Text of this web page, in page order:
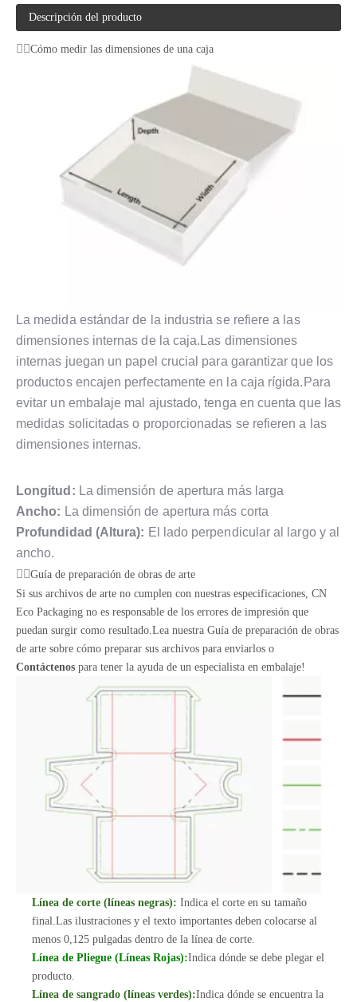
Descripción del producto
Cómo medir las dimensiones de una caja
La medida estándar de la industria se refiere a las
dimensiones internas de la caja.Las dimensiones
internas juegan un papel crucial para garantizar que los
productos encajen perfectamente en la caja rígida.Para
evitar un embalaje mal ajustado, tenga en cuenta que las
medidas solicitadas o proporcionadas se refieren a las
dimensiones internas.
Longitud: La dimensión de apertura más larga
Ancho: La dimensión de apertura más corta
Profundidad (Altura): El lado perpendicular al largo y al
ancho.
Guía de preparación de obras de arte
Si sus archivos de arte no cumplen con nuestras especificaciones, CN
Eco Packaging no es responsable de los errores de impresión que
puedan surgir como resultado.Lea nuestra Guía de preparación de obras
de arte sobre cómo preparar sus archivos para enviarlos o
Contáctenos para tener la ayuda de un especialista en embalaje!
Línea de corte (líneas negras): Indica el corte en su tamaño
final.Las ilustraciones y el texto importantes deben colocarse al
menos 0,125 pulgadas dentro de la línea de corte.
Línea de Pliegue (Líneas Rojas):Indica dónde se debe plegar el
producto.
Línea de sangrado (líneas verdes):Indica dónde se encuentra la